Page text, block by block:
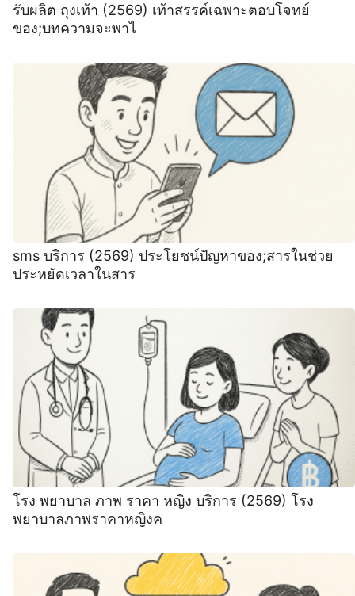
รับผลิต ถุงเท้า (2569) เท้าสรรค์เฉพาะตอบโจทย์
ของ;บทความจะพาไ
sms บริการ (2569) ประโยชน์ปัญหาของ;สารในช่วย
ประหยัดเวลาในสาร
โรง พยาบาล ภาพ ราคา หญิง บริการ (2569) โรง
พยาบาลภาพราคาหญิงค